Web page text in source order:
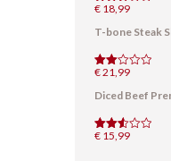
Valutat
su 5
€18,99
T-bone Steak
Valut
2.07
5
€21,99
Diced Beef
Valutat
€15,99